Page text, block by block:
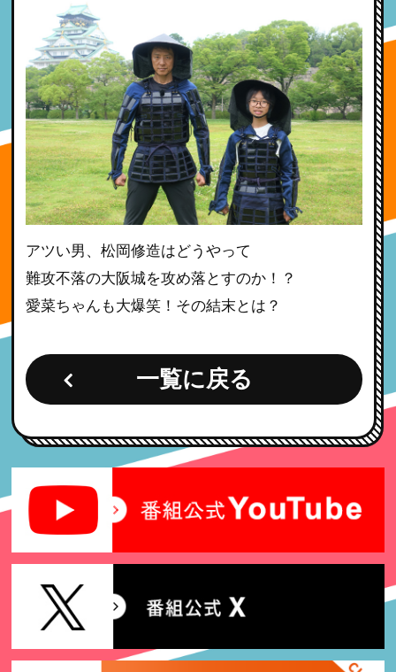
アツい男、松岡修造はどうやって
難攻不落の大阪城を攻め落とすのか！？
愛菜ちゃんも大爆笑！その結末とは？
一覧に戻る